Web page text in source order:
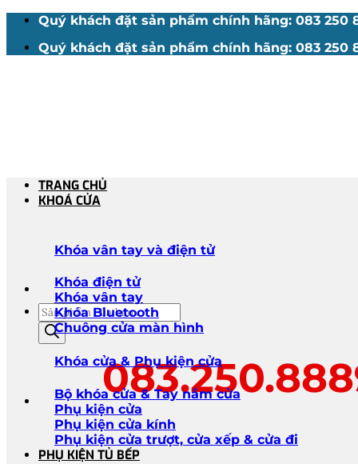
nội
Quý khách đặt sản phẩm chính hãng: 083 250
Quý khách đặt sản phẩm chính hãng: 083 250
Tìm
kiếm
sản
phẩm
TRANG CHỦ
KHOÁ CỬA
Khóa vân tay và điện tử
Khóa điện tử
Khóa vân tay
Khóa Bluetooth
Chuông cửa màn hình
Khóa cửa & Phụ kiện cửa
Bộ khóa cửa & Tay nắm cửa
Phụ kiện cửa
Phụ kiện cửa kính
Phụ kiện cửa trượt, cửa xếp & cửa đi
PHỤ KIỆN TỦ BẾP